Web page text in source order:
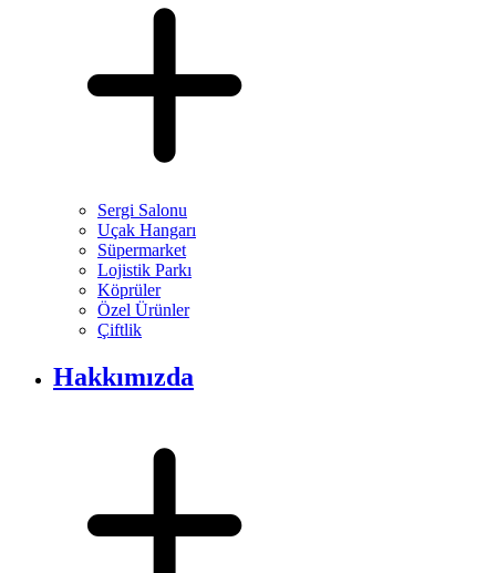
Sergi Salonu
Uçak Hangarı
Süpermarket
Lojistik Parkı
Köprüler
Özel Ürünler
Çiftlik
Hakkımızda